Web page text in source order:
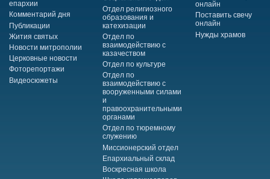
епархии
Комментарий дня
Публикации
Жития святых
Новости митрополии
Церковные новости
Фоторепортажи
Видеосюжеты
Отдел религиозного
образования и
катехизации
Отдел по
взаимодействию с
казачеством
Отдел по культуре
Отдел по
взаимодействию с
вооруженными силами
и
правоохранительными
органами
Отдел по тюремному
служению
Миссионерский отдел
Епархиальный склад
Воскресная школа
онлайн
Поставить свечу
онлайн
Нужды храмов